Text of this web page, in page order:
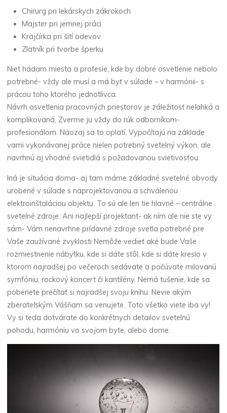
Chirurg pri lekárskych zákrokoch
Majster pri jemnej práci
Krajčírka pri šití odevov
Zlatník pri tvorbe šperku
Niet hádam miesta a profesie, kde by dobré osvetlenie nebolo
potrebné- vždy ale musí a má byť v súlade – v harmónii- s
prácou toho ktorého jednotlivca.
Návrh osvetlenia pracovných priestorov je záležitosť neľahká a
komplikovaná, Zverme ju vždy do rúk odborníkom-
profesionálom. Naozaj sa to oplatí. Vypočítajú na základe
vami vykonávanej práce nielen potrebný svetelný výkon, ale
navrhnú aj vhodné svietidlá s požadovanou svietivosťou.
Iná je situácia doma- aj tam máme základné svetelné obvody
urobené v súlade s naprojektovanou a schválenou
elektroinštaláciou objektu. To sú ale len tie hlavné – centrálne
svetelné zdroje. Ani najlepší projektant- ak ním ale nie ste vy
sám- Vám nenavrhne prídavné zdroje svetla potrebné pre
Vaše zaužívané zvyklosti Nemôže vedieť aké bude Vaše
rozmiestnenie nábytku, kde si dáte stôl, kde si dáte kreslo v
ktorom najradšej po večeroch sedávate a počúvate milovanú
symfóniu, rockový koncert či kantilény. Nemá tušenie, kde sa
poberiete prečítať si najradšej svoju knihu. Nevie akým
zberateľským Vášňam sa venujete. Toto všetko viete iba vy!
Vy si teda dotvárate do konkrétnych detailov svetelnú
pohodu, harmóniu vo svojom byte, alebo dome.